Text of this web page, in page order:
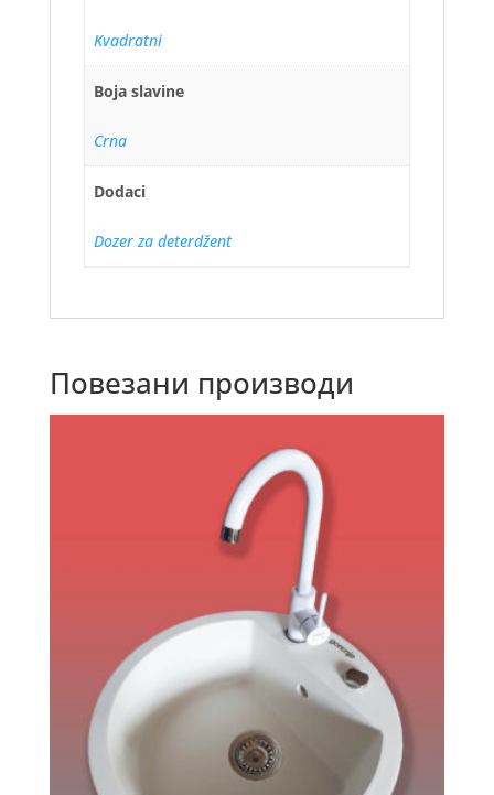
Kvadratni
Boja slavine
Crna
Dodaci
Dozer za deterdžent
Повезани производи